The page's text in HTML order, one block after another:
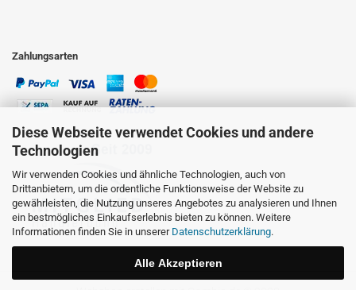
Diese Webseite verwendet Cookies und andere
Technologien
Wir verwenden Cookies und ähnliche Technologien, auch von
Drittanbietern, um die ordentliche Funktionsweise der Website zu
gewährleisten, die Nutzung unseres Angebotes zu analysieren und Ihnen
ein bestmögliches Einkaufserlebnis bieten zu können. Weitere
Informationen finden Sie in unserer Datenschutzerklärung.
Alle Akzeptieren
Zahlungsarten